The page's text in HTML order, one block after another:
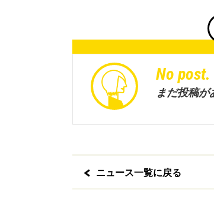
No post.
まだ投稿が
ニュース一覧に戻る